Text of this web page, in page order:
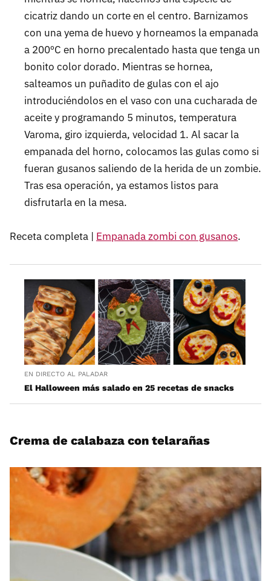
cicatriz dando un corte en el centro. Barnizamos
con una yema de huevo y horneamos la empanada
a 200ºC en horno precalentado hasta que tenga un
bonito color dorado. Mientras se hornea,
salteamos un puñadito de gulas con el ajo
introduciéndolos en el vaso con una cucharada de
aceite y programando 5 minutos, temperatura
Varoma, giro izquierda, velocidad 1. Al sacar la
empanada del horno, colocamos las gulas como si
fueran gusanos saliendo de la herida de un zombie.
Tras esa operación, ya estamos listos para
disfrutarla en la mesa.
Receta completa | Empanada zombi con gusanos.
EN DIRECTO AL PALADAR
El Halloween más salado en 25 recetas de snacks
Crema de calabaza con telarañas